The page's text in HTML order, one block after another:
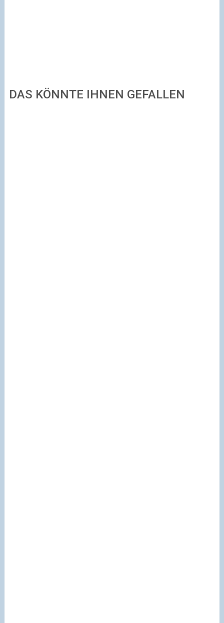
DAS KÖNNTE IHNEN GEFALLEN